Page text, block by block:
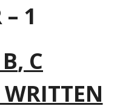
– 1
B, C